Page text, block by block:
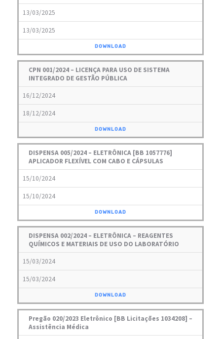
13/03/2025
13/03/2025
DOWNLOAD
CPN 001/2024 – LICENÇA PARA USO DE SISTEMA
INTEGRADO DE GESTÃO PÚBLICA
16/12/2024
18/12/2024
DOWNLOAD
DISPENSA 005/2024 – ELETRÔNICA [BB 1057776]
APLICADOR FLEXÍVEL COM CABO E CÁPSULAS
15/10/2024
15/10/2024
DOWNLOAD
DISPENSA 002/2024 – ELETRÔNICA – REAGENTES
QUÍMICOS E MATERIAIS DE USO DO LABORATÓRIO
15/03/2024
15/03/2024
DOWNLOAD
Pregão 020/2023 Eletrônico [BB Licitações 1034208] –
Assistência Médica